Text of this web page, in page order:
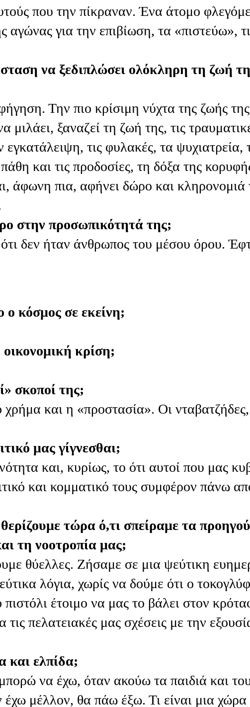
που την πίκραναν. Ένα άτομο
αγώνας για την επιβίωση, τα «πιστεύω»,
να ξεδιπλώσει ολόκληρη τη ζωή
Την πιο κρίσιμη νύχτα της ζωής
μιλάει, ξαναζεί τη ζωή της, τις
εγκατάλειψη, τις φυλακές, τα ψυχιατρεία,
και τις προδοσίες, τη δόξα της
άφωνη πια, αφήνει δώρο και κληρονομιά
στην προσωπικότητά της;
δεν ήταν άνθρωπος του μέσου όρου.
ο κόσμος σε εκείνη;
κρίση;
σκοποί της;
και η «προστασία». Οι
μας γίγνεσθαι;
και, κυρίως, το ότι αυτοί που μας
και κομματικό τους συμφέρον πάνω
τώρα ό,τι σπείραμε τα
τη νοοτροπία μας;
θύελλες. Ζήσαμε σε μια ψεύτικη
λόγια, χωρίς να δούμε ότι ο
έτοιμο να μας το βάλει στον
τις πελατειακές μας σχέσεις με την
και ελπίδα;
να έχω, όταν ακούω τα παιδιά και
έχω μέλλον, θα πάω έξω. Τι είναι μια χώρα